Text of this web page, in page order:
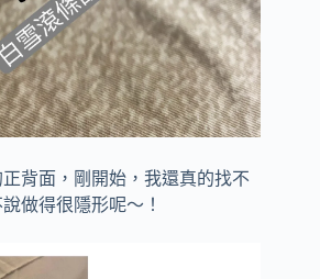
背面，剛開始，我還真的找不
做得很隱形呢～！